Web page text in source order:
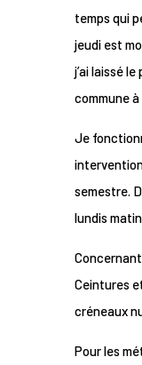
temps qui
jeudi est
j’ai laissé
commune
Je
semestre.
lundis matin
Concernant
Ceintures
créneaux
Pour les